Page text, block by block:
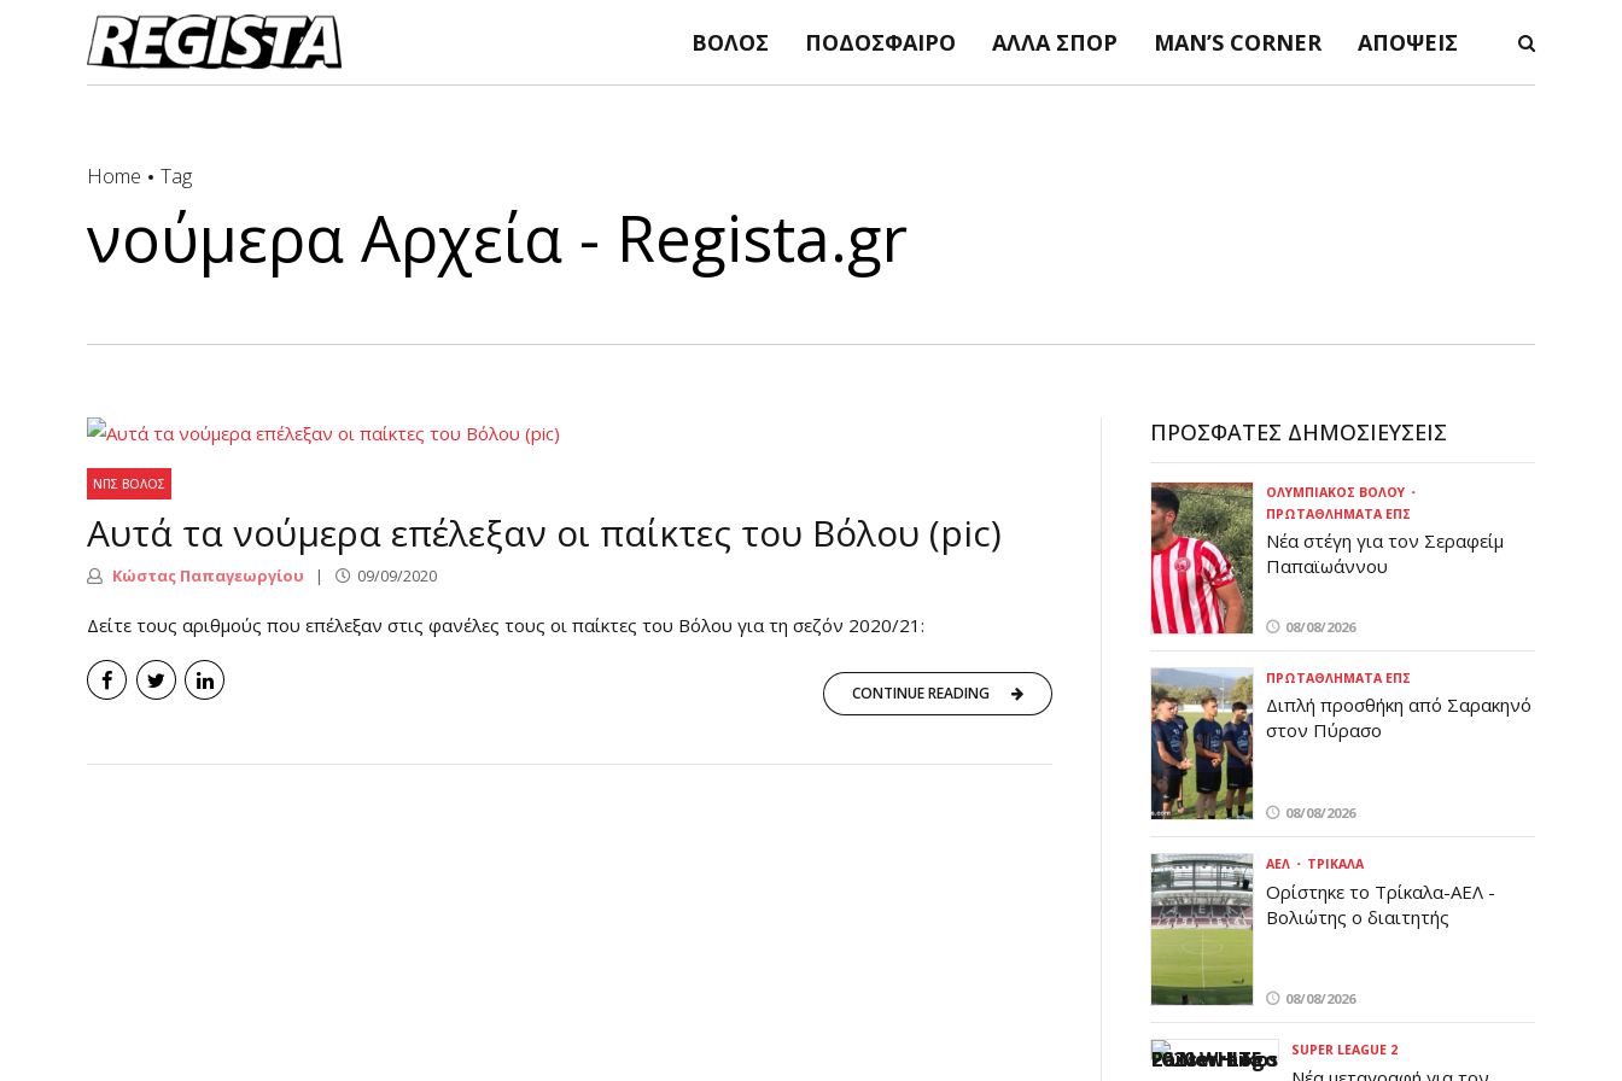
ΒΌΛΟΣ ΠΟΔΌΣΦΑΙΡΟ ΆΛΛΑ ΣΠΟΡ MAN’S CORNER ΑΠΌΨΕΙΣ
Home Tag
νούμερα Αρχεία - Regista.gr
ΝΠΣ ΒΌΛΟΣ
Αυτά τα νούμερα επέλεξαν οι παίκτες του Βόλου (pic)
Κώστας Παπαγεωργίου 09/09/2020
Δείτε τους αριθμούς που επέλεξαν στις φανέλες τους οι παίκτες του Βόλου για τη σεζόν 2020/21:
CONTINUE READING
ΠΡΌΣΦΑΤΕΣ ΔΗΜΟΣΙΕΎΣΕΙΣ
ΟΛΥΜΠΙΑΚΌΣ ΒΌΛΟΥ
ΠΡΩΤΑΘΛΉΜΑΤΑ ΕΠΣ
Νέα στέγη για τον Σεραφείμ
Παπαϊωάννου
08/08/2026
ΠΡΩΤΑΘΛΉΜΑΤΑ ΕΠΣ
Διπλή προσθήκη από Σαρακηνό
στον Πύρασο
08/08/2026
ΑΕΛ ΤΡΊΚΑΛΑ
Ορίστηκε το Τρίκαλα-ΑΕΛ -
Βολιώτης ο διαιτητής
08/08/2026
SUPER LEAGUE 2